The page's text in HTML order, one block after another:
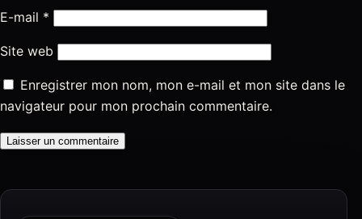
E-mail *
Site web
Enregistrer mon nom, mon e-mail et mon site dans le
navigateur pour mon prochain commentaire.